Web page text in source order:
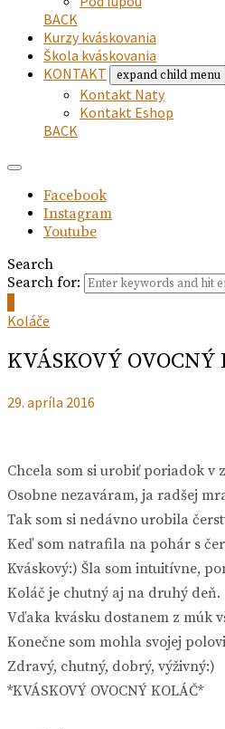
BACK
Kurzy kváskovania
Škola kváskovania
KONTAKT
expand child menu
Kontakt Naty
Kontakt Eshop
BACK
Facebook
Instagram
Youtube
Search
Search for:
Koláče
KVÁSKOVÝ OVOCNÝ
29. apríla 2016
Chcela som si urobiť poriadok v
Osobne nezaváram, ja radšej
Tak som si nedávno urobila
Keď som natrafila na pohár s
Kváskový:) Šla som intuitívne,
Koláč je chutný aj na druhý deň.
Vďaka kvásku dostanem z múk
Konečne som mohla svojej
Zdravý, chutný, dobrý, výživný:)
*KVÁSKOVÝ OVOCNÝ KOLÁČ*